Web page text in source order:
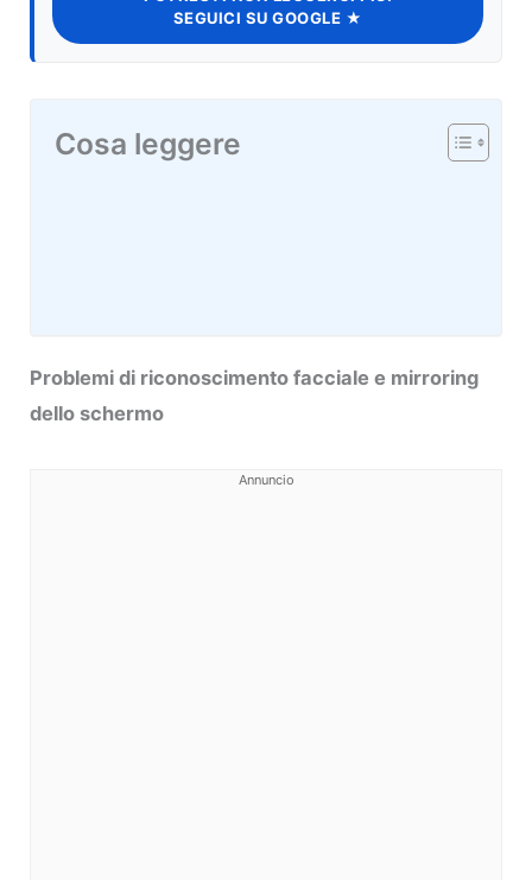
SEGUICI SU GOOGLE ★
Cosa leggere
Problemi di riconoscimento facciale e mirroring
dello schermo
Annuncio